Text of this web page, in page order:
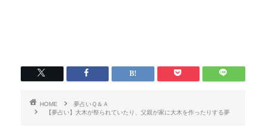
HOME
夢占いＱ＆Ａ
【夢占い】大木が祭られていたり、父親が家に大木を作ったりする夢